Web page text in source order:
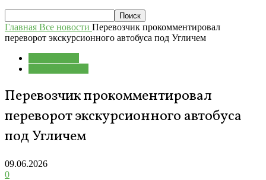
Главная Все новости Перевозчик прокомментировал
переворот экскурсионного автобуса под Угличем
Перевозчик прокомментировал
переворот экскурсионного автобуса
под Угличем
09.06.2026
0